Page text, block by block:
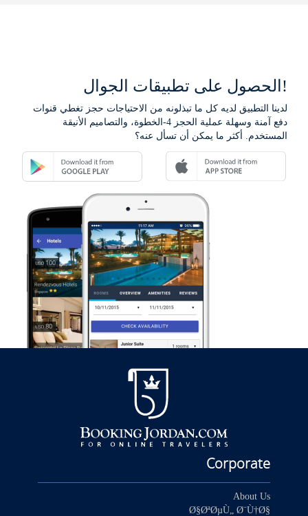
الحصول على تطبيقات الجوال!
لدينا التطبيق لديه كل ما تبذلونه من الاحتياجات حجز تغطي قنوات
دفع آمنة وسهلة عملية الحجز 4-الخطوة، والتصاميم الأنيقة
المستخدم. أكثر ما يمكن أن تسأل عنه؟
Corporate
About Us
Ø§ØªØµÙ„ Ø¨Ù†Ø§